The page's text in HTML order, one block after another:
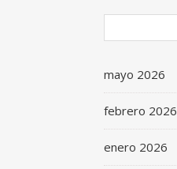
mayo 2026
febrero 2026
enero 2026